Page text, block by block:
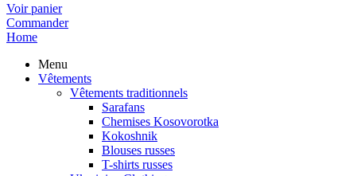
Voir panier
Commander
Home
Menu
Vêtements
Vêtements traditionnels
Sarafans
Chemises Kosovorotka
Kokoshnik
Blouses russes
T-shirts russes